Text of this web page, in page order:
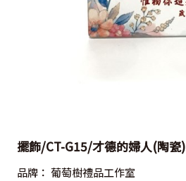
擺飾/CT-G15/才德的婦人(陶瓷)
品牌： 葡萄樹禮品工作室